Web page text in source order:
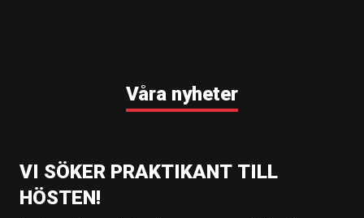
Våra nyheter
VI SÖKER PRAKTIKANT TILL
HÖSTEN!